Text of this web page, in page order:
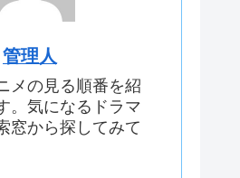
管理人
メの見る順番を紹
。気になるドラマ
窓から探してみて